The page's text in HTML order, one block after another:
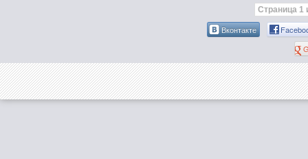
Страница 1
Вконтакте